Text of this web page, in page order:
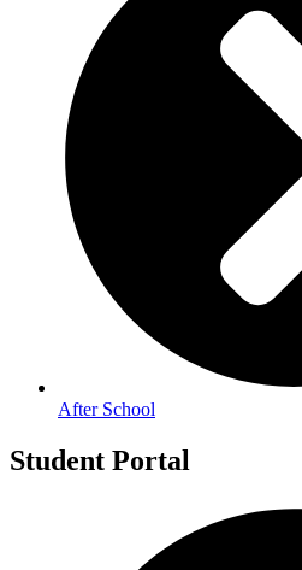
After School
Student Portal